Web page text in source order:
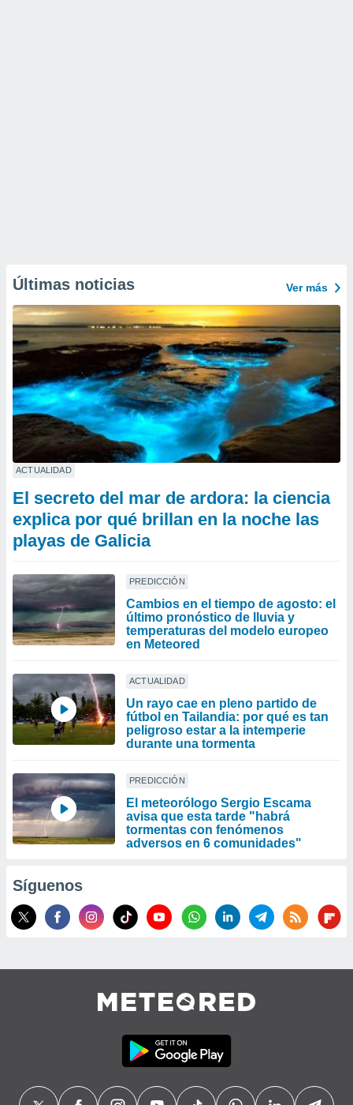
Últimas noticias Ver más
ACTUALIDAD
El secreto del mar de ardora: la ciencia
explica por qué brillan en la noche las
playas de Galicia
PREDICCIÓN
Cambios en el tiempo de agosto: el
último pronóstico de lluvia y
temperaturas del modelo europeo
en Meteored
ACTUALIDAD
Un rayo cae en pleno partido de
fútbol en Tailandia: por qué es tan
peligroso estar a la intemperie
durante una tormenta
PREDICCIÓN
El meteorólogo Sergio Escama
avisa que esta tarde "habrá
tormentas con fenómenos
adversos en 6 comunidades"
Síguenos